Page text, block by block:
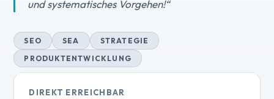
und systematisches Vorgehen!“
SEO SEA
STRATEGIE
PRODUKTENTWICKLUNG
DIREKT ERREICHBAR